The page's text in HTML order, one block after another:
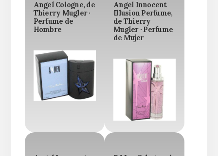
Angel Cologne, de
Thierry Mugler ·
Perfume de
Hombre
Angel Innocent
Illusion Perfume,
de Thierry
Mugler · Perfume
de Mujer